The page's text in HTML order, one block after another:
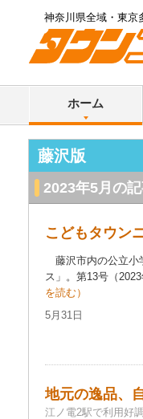
神奈川県全域・東京
ホーム
藤沢版
2023年5月の
こどもタウン
藤沢市内の公立小
ス」。第13号（
を読む）
5月31日
地元の逸品、
江ノ電2駅で利用好調